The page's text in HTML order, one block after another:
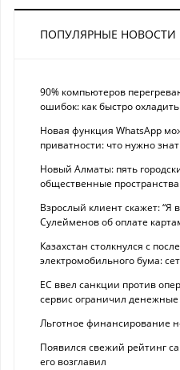
ПОПУЛЯРНЫЕ НОВОСТИ
90% компьютеров
ошибок: как быстро
Новая функция WhatsApp
приватности: что нужно
Новый Алматы: пять
общественные пространства
Взрослый клиент скажет:
Сулейменов об оплате
Казахстан столкнулся с
электромобильного бума:
ЕС ввел санкции против
сервис ограничил
Льготное финансирование
Появился свежий рейтинг
его возглавил